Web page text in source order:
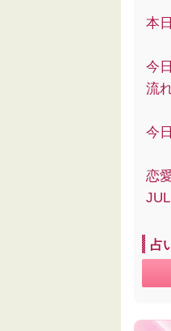
本
今
流
今
恋
占